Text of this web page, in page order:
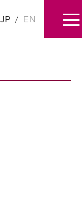
JP / EN